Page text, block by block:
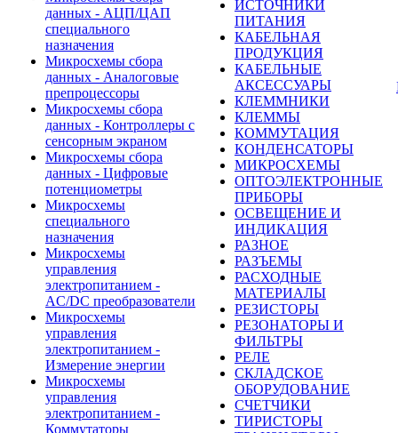
данных - АЦП/ЦАП
специального
назначения
Микросхемы сбора
данных - Аналоговые
препроцессоры
Микросхемы сбора
данных - Контроллеры с
сенсорным экраном
Микросхемы сбора
данных - Цифровые
потенциометры
Микросхемы
специального
назначения
Микросхемы
управления
электропитанием -
AC/DC преобразователи
Микросхемы
управления
электропитанием -
Измерение энергии
Микросхемы
управления
электропитанием -
Коммутаторы
ИСТОЧНИКИ
ПИТАНИЯ
КАБЕЛЬНАЯ
ПРОДУКЦИЯ
КАБЕЛЬНЫЕ
АКСЕССУАРЫ
КЛЕММНИКИ
КЛЕММЫ
КОММУТАЦИЯ
КОНДЕНСАТОРЫ
МИКРОСХЕМЫ
ОПТОЭЛЕКТРОННЫЕ
ПРИБОРЫ
ОСВЕЩЕНИЕ И
ИНДИКАЦИЯ
РАЗНОЕ
РАЗЪЕМЫ
РАСХОДНЫЕ
МАТЕРИАЛЫ
РЕЗИСТОРЫ
РЕЗОНАТОРЫ И
ФИЛЬТРЫ
РЕЛЕ
СКЛАДСКОЕ
ОБОРУДОВАНИЕ
СЧЕТЧИКИ
ТИРИСТОРЫ